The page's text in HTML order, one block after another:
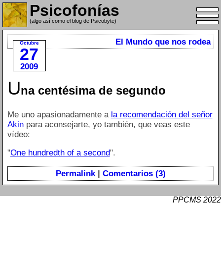
Psicofonías
(algo así como el blog de Psicobyte)
Octubre
27
2009
El Mundo que nos rodea
Una centésima de segundo
Me uno apasionadamente a la recomendación del señor
Akinpara aconsejarte, yo también, que veas este
vídeo:
"One hundredth of a second".
Permalink| Comentarios (3)
PPCMS 2022